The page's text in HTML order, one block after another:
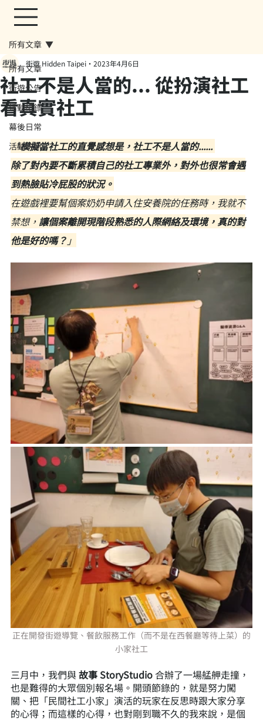
所有文章
街遊公告
活動紀錄
幕後日常
活動快訊
所有文章
社工不是人當的... 從扮演社工
看真實社工
街遊 Hidden Taipei 2023年4月6日
「模擬當社工的直覺感想是，社工不是人當的......
除了對內要不斷累積自己的社工專業外，對外也很常會遇
到熱臉貼冷屁股的狀況。
在遊戲裡要幫個案奶奶申請入住安養院的任務時，我就不
禁想， 讓個案離開現階段熟悉的人際網絡及環境，真的對
他是好的嗎？ 」
正在開發街遊導覽、餐飲服務工作（而不是在西餐廳等待上菜）的
小家社工
三月中，我們與 故事 StoryStudio 合辦了一場艋舺走撞，
也是難得的大眾個別報名場。開頭節錄的，就是努力闖
關、把「民間社工小家」演活的玩家在反思時跟大家分享
的心得；而這樣的心得，也對剛到職不久的我來說，是個